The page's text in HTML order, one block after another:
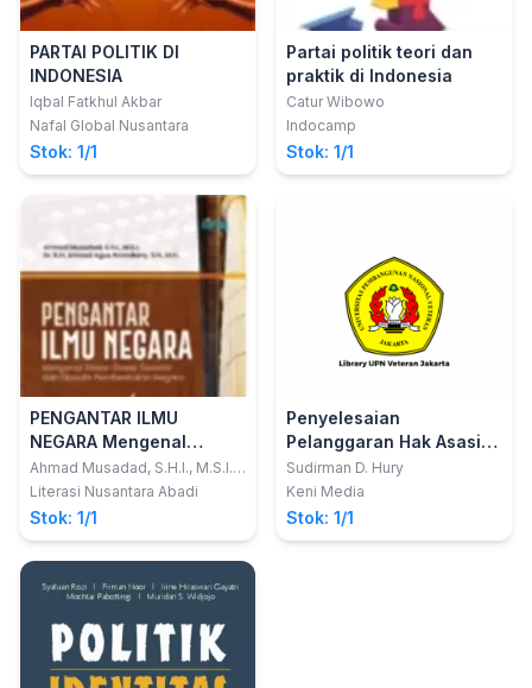
PARTAI POLITIK DI
INDONESIA
Iqbal Fatkhul Akbar
Nafal Global Nusantara
Stok: 1/1
Partai politik teori dan
praktik di Indonesia
Catur Wibowo
Indocamp
Stok: 1/1
PENGANTAR ILMU
NEGARA Mengenal
Dasar-Dasar Teoretis
dan Filosofis
Pembentukan Negara
Ahmad Musadad, S.H.I., M.S.I.
Dr.; K.H. Ahmad Agus
Literasi Nusantara Abadi
Stok: 1/1
Penyelesaian
Pelanggaran Hak Asasi
ManusiaYang Berat Non
Yudisial
Sudirman D. Hury
Keni Media
Stok: 1/1